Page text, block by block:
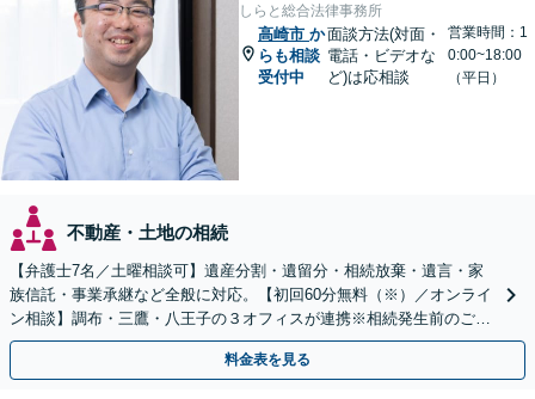
しらと総合法律事務所
高崎市 か
らも相談
受付中
面談方法(対面・
電話・ビデオな
ど)は応相談
営業時間：1
0:00~18:00
（平日）
不動産・土地の相続
【弁護士7名／土曜相談可】遺産分割・遺留分・相続放棄・遺言・家
族信託・事業承継など全般に対応。【初回60分無料（※）／オンライ
ン相談】調布・三鷹・八王子の３オフィスが連携※相続発生前のご相
談など有料相談になるものもございます。
料金表を見る